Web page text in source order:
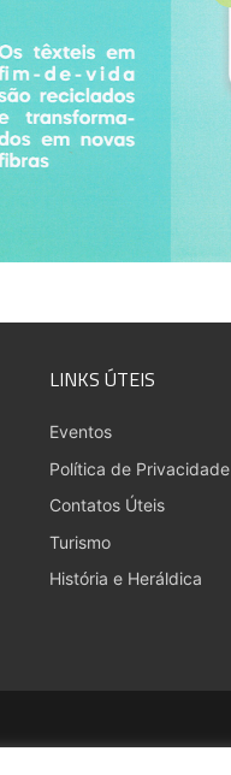
LINKS ÚTEIS
Eventos
Política de Privacidade
Contatos Úteis
Turismo
História e Heráldica